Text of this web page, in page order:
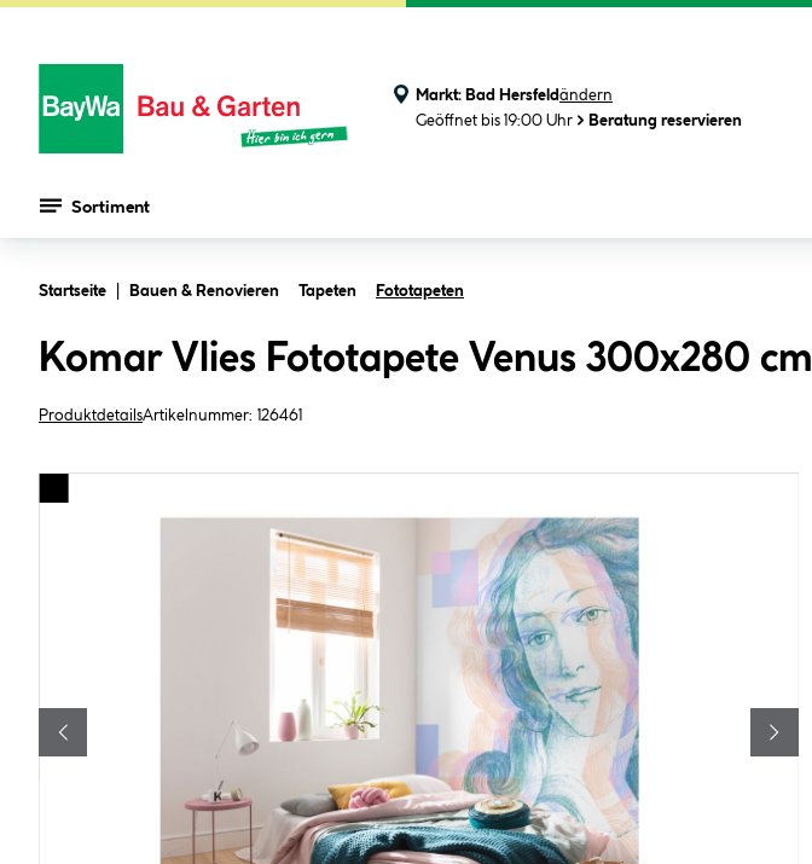
Markt: Bad Hersfeldändern
Geöffnet bis 19:00 Uhr
Beratung reservieren
Sortiment
Startseite Bauen & Renovieren Tapeten Fototapeten
Komar Vlies Fototapete Venus 300x280 cm
ProduktdetailsArtikelnummer: 126461